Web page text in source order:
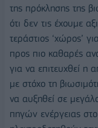
της πρόκλησης της
ότι δεν τις έχουμε
τεράστιος ‘χώρος’
προς πιο καθαρές
για να επιτευχθεί η
με στόχο τη
να αυξηθεί σε
πηγών ενέργειας